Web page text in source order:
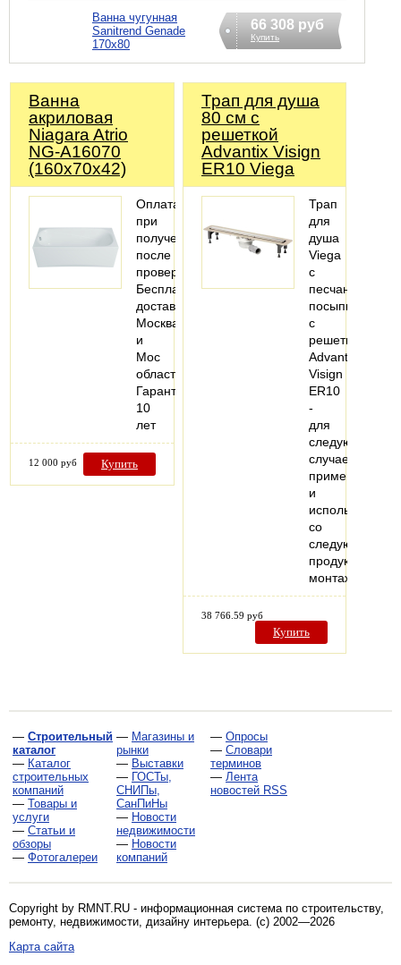
Ванна чугунная
Sanitrend Genade
170х80
66 308 руб
Купить
Ванна
акриловая
Niagara Atrio
NG-A16070
(160х70х42)
Оплата
при
получении
после
проверки
Бесплатная
доставка
Москва
и
Мос
область
Гарантия
10
лет
12 000 руб Купить
Трап для душа
80 см с
решеткой
Advantix Visign
ER10 Viega
Трап
для
душа
Viega
с
песчаной
посыпкой,
с
решеткой
Advantix
Visign
ER10
-
для
следующих
случаев
применения
и
использования
со
следующей
продукцией:
монтаж…
38 766.59 руб
Купить
— Строительный
каталог
— Каталог
строительных
компаний
— Товары и
услуги
— Статьи и
обзоры
— Фотогалереи
— Магазины и
рынки
— Выставки
— ГОСТы,
СНИПы,
СанПиНы
— Новости
недвижимости
— Новости
компаний
— Опросы
— Словари
терминов
— Лента
новостей RSS
Copyright by RMNT.RU - информационная система по строительству,
ремонту, недвижимости, дизайну интерьера . (c) 2002—2026
Карта сайта